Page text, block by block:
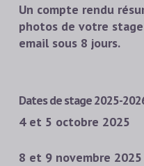
Un compte rendu
photos de votre
email sous 8 jours.
Dates de stage 2025-
4 et 5 octobre 2025
8 et 9 novembre 2025